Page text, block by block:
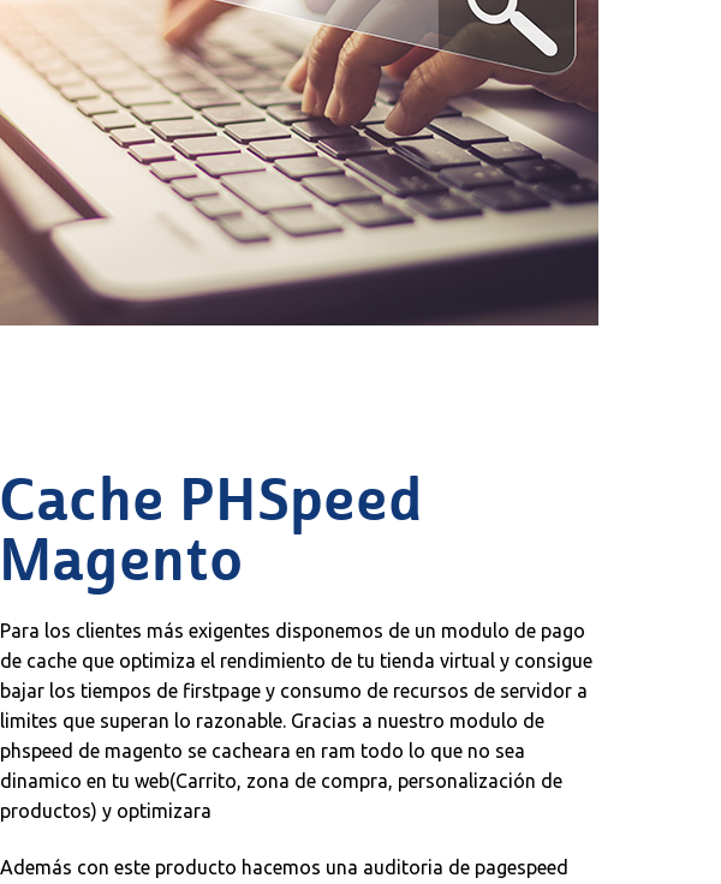
Cache PHSpeed
Magento
Para los clientes más exigentes disponemos de un modulo de pago
de cache que optimiza el rendimiento de tu tienda virtual y consigue
bajar los tiempos de firstpage y consumo de recursos de servidor a
limites que superan lo razonable. Gracias a nuestro modulo de
phspeed de magento se cacheara en ram todo lo que no sea
dinamico en tu web(Carrito, zona de compra, personalización de
productos) y optimizara
Además con este producto hacemos una auditoria de pagespeed